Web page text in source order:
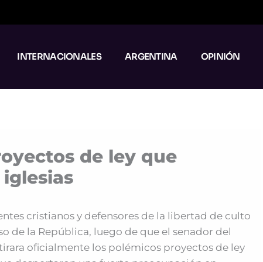
INTERNACIONALES ARGENTINA OPINIÓN
de ley que
cristianos y defensores de la libertad de culto
de la República, luego de que el senador del
oficialmente los polémicos proyectos de ley